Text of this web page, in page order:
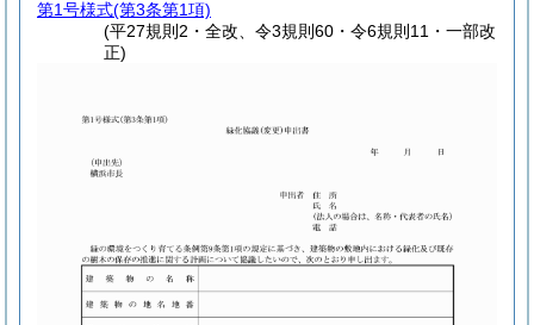
第1号様式(第3条第1項)
(平27規則2・全改、令3規則60・令6規則11・一部改
正)